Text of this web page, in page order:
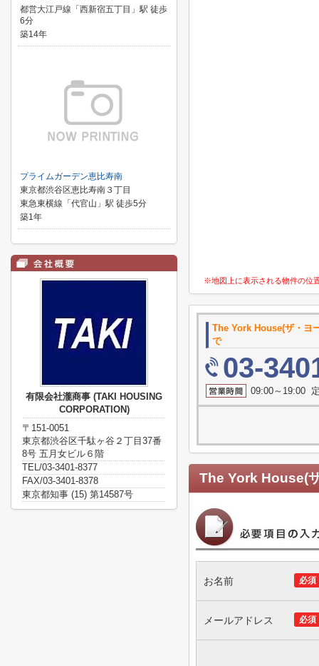
※地図上に表示される物件の位
The York House(ザ・ヨ
で
03-
09:00～19:00
The York House(
必須
お名前
必須
メールアドレス
都営大江戸線「西新宿五丁目」駅 徒歩
6分
築14年
プライムガーデン恵比寿南
東京都渋谷区恵比寿南３丁目
東急東横線「代官山」駅 徒歩5分
築1年
有限会社瀧商事 (TAKI HOUSING
CORPORATION)
〒151-0051
東京都渋谷区千駄ヶ谷２丁目37番
8号 五月女ビル６階
TEL/03-3401-8377
FAX/03-3401-8378
東京都知事 (15) 第14587号